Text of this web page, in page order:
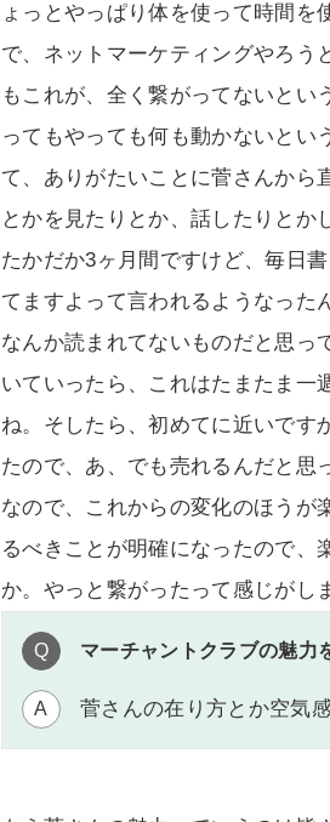
ょっとやっぱり体を使って時間を
で、ネットマーケティングやろう
もこれが、全く繋がってないとい
ってもやっても何も動かないとい
て、ありがたいことに菅さんから
とかを見たりとか、話したりとか
たかだか3ヶ月間ですけど、毎日
てますよって言われるようなった
なんか読まれてないものだと思っ
いていったら、これはたまたま一
ね。そしたら、初めてに近いです
たので、あ、でも売れるんだと思
なので、これからの変化のほうが
るべきことが明確になったので、
か。やっと繋がったって感じがし
Q マーチャントクラブの魅力
A 菅さんの在り方とか空気